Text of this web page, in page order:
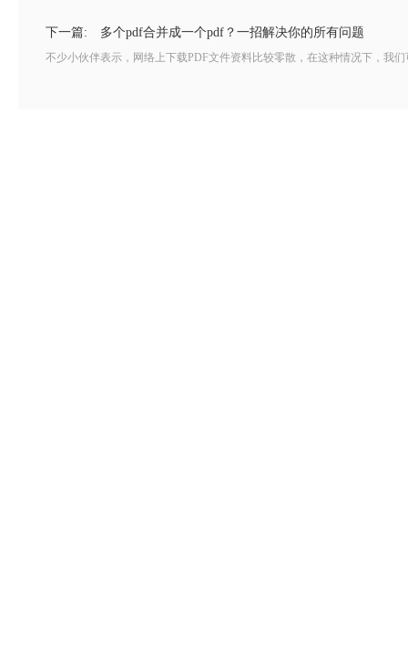
下一篇: 多个pdf合并成一个pdf？一招解决你的所有问题
不少小伙伴表示，网络上下载PDF文件资料比较零散，在这种情况下，我